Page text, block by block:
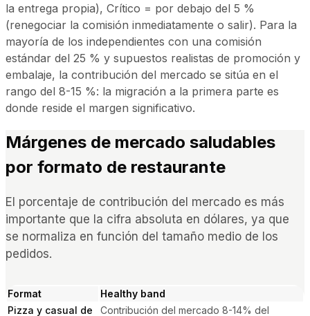
la entrega propia), Crítico = por debajo del 5 %
(renegociar la comisión inmediatamente o salir). Para la
mayoría de los independientes con una comisión
estándar del 25 % y supuestos realistas de promoción y
embalaje, la contribución del mercado se sitúa en el
rango del 8-15 %: la migración a la primera parte es
donde reside el margen significativo.
Márgenes de mercado saludables
por formato de restaurante
El porcentaje de contribución del mercado es más
importante que la cifra absoluta en dólares, ya que
se normaliza en función del tamaño medio de los
pedidos.
Format
Healthy band
Pizza y casual de
Contribución del mercado 8-14% del